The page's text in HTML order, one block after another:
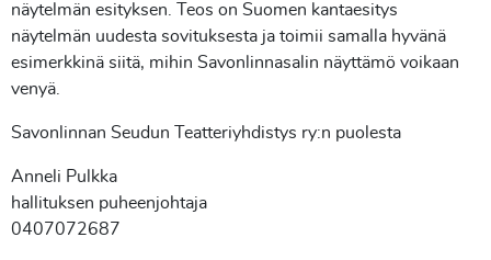
näytelmän esityksen. Teos on Suomen kantaesitys
näytelmän uudesta sovituksesta ja toimii samalla hyvänä
esimerkkinä siitä, mihin Savonlinnasalin näyttämö voikaan
venyä.
Savonlinnan Seudun Teatteriyhdistys ry:n puolesta
Anneli Pulkka
hallituksen puheenjohtaja
0407072687